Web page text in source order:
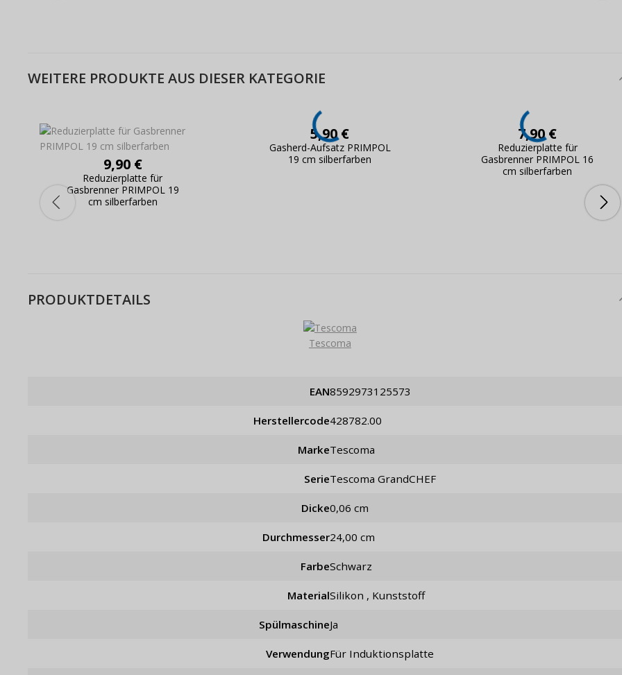
WEITERE PRODUKTE AUS DIESER KATEGORIE
9,90 €
Reduzierplatte für
Gasbrenner PRIMPOL 19
cm silberfarben
5,90 €
Gasherd-Aufsatz PRIMPOL
19 cm silberfarben
7,90 €
Reduzierplatte für
Gasbrenner PRIMPOL 16
cm silberfarben
PRODUKTDETAILS
Tescoma
EAN 8592973125573
Herstellercode 428782.00
Marke Tescoma
Serie Tescoma GrandCHEF
Dicke 0,06 cm
Durchmesser 24,00 cm
Farbe schwarz
Material Silikon , Kunststoff
Spülmaschine Ja
Verwendung für Induktionsplatte